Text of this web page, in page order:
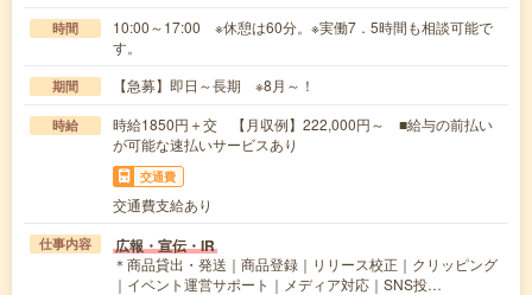
時間
10:00～17:00 ※休憩は60分。※実働7．5時間も相談可能で
す。
期間 【急募】即日～長期 ※8月～！
時給
時給1850円＋交 【月収例】222,000円～ ■給与の前払い
が可能な速払いサービスあり
交通費
交通費支給あり
仕事内容 広報・宣伝・IR
＊商品貸出・発送｜商品登録｜リリース校正｜クリッピング
｜イベント運営サポート｜メディア対応｜SNS投…